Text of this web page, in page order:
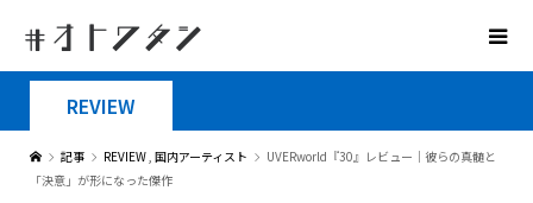
REVIEW
記事 REVIEW, 国内アーティスト
UVERworld『30』レビュー｜彼らの真髄と
「決意」が形になった傑作